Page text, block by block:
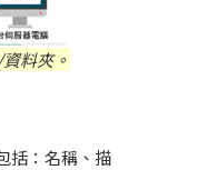
料夾。
括：名稱、描